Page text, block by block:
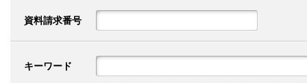
資料請求番号
キーワード